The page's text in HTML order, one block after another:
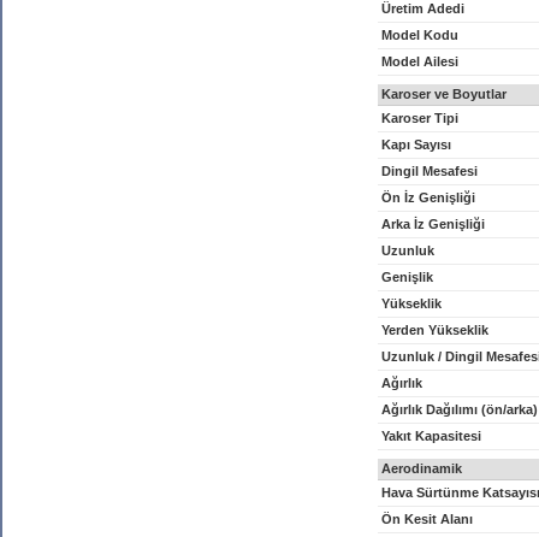
Üretim Adedi
Model Kodu
Model Ailesi
Karoser ve Boyutlar
Karoser Tipi
Kapı Sayısı
Dingil Mesafesi
Ön İz Genişliği
Arka İz Genişliği
Uzunluk
Genişlik
Yükseklik
Yerden Yükseklik
Uzunluk / Dingil
Ağırlık
Ağırlık Dağılımı (ön/arka)
Yakıt Kapasitesi
Aerodinamik
Hava Sürtünme Katsayısı
Ön Kesit Alanı